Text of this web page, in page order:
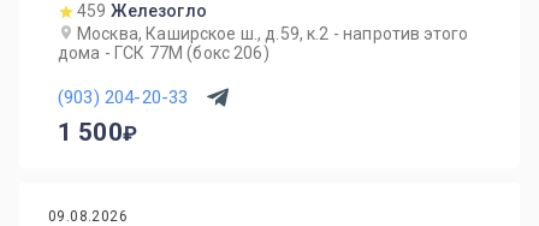
459 Железогло
Москва, Каширское ш., д.59, к.2 - напротив этого
дома - ГСК 77М (бокс 206)
(903) 204-20-33
1 500
09.08.2026